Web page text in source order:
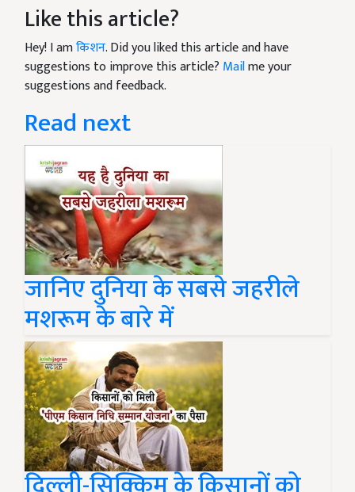
Like this article?
Hey! I amकिशन. Did you liked this article and have
suggestions to improve this article? Mailme your
suggestions and feedback.
Read next
जानिए दुनिया के सबसे जहरीले
मशरूम के बारे में